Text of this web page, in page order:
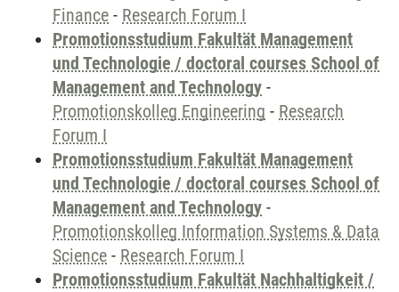
Finance - Research Forum I
Promotionsstudium Fakultät Management
und Technologie / doctoral courses School of
Management and Technology -
Promotionskolleg Engineering - Research
Forum I
Promotionsstudium Fakultät Management
und Technologie / doctoral courses School of
Management and Technology -
Promotionskolleg Information Systems & Data
Science - Research Forum I
Promotionsstudium Fakultät Nachhaltigkeit /